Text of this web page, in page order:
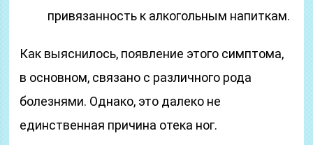
привязанность к алкогольным напиткам.
Как выяснилось, появление этого симптома,
в основном, связано с различного рода
болезнями. Однако, это далеко не
единственная причина отека ног.